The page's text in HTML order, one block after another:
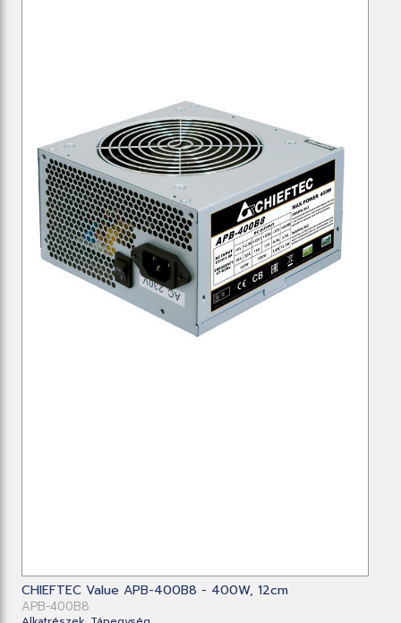
CHIEFTEC Value APB-400B8 - 400W, 12cm
APB-400B8